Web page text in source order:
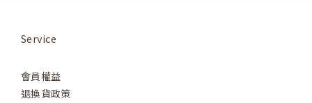
Service
會員權益
退換貨政策